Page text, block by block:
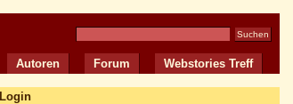
Autoren Forum Webstories Treff
Login